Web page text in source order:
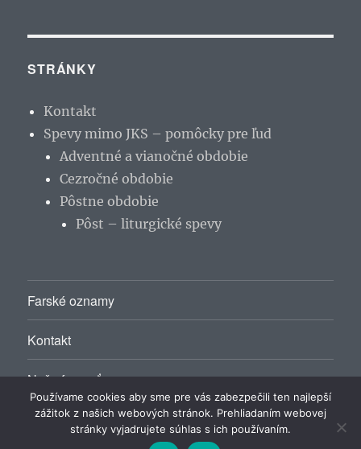
STRÁNKY
Kontakt
Spevy mimo JKS – pomôcky pre ľud
Adventné a vianočné obdobie
Cezročné obdobie
Pôstne obdobie
Pôst – liturgické spevy
Farské oznamy
Kontakt
Naša farnosť
Rímskokatolícky farský úrad Málinec
Hrdo poháňa
Používame cookies aby sme pre vás zabezpečili ten najlepší
zážitok z našich webových stránok. Prehliadaním webovej
stránky vyjadrujete súhlas s ich používaním.